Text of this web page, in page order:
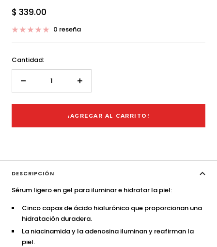
Precio
de
$ 339.00
0 reseña
Cantidad:
cantidad
Aumentar
cantidad
¡AGREGAR AL CARRITO!
DESCRIPCIÓN
Sérum ligero en gel para iluminar e hidratar la piel:
Cinco capas de ácido hialurónico que proporcionan una
hidratación duradera.
La niacinamida y la adenosina iluminan y reafirman la
piel.